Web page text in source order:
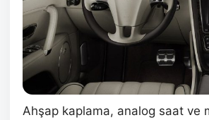
Ahşap kaplama, analog saat ve